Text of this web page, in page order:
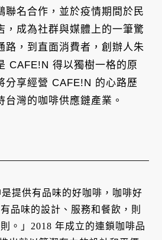
聯名合作，並於疫情期間於民
，成為社群與媒體上的一筆驚
路，到直面消費者，創辦人朱
CAFE!N 得以獨樹一格的原
分享經營 CAFE!N 的心路歷
台灣的咖啡供應鏈產業。
是提供有品味的好咖啡，咖啡好
品味的設計、服務和餐飲，則
。」2018 年成立的連鎖咖啡品